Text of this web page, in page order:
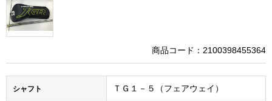
商品コード：2100398455364
シャフト ＴＧ１－５（フェアウェイ）